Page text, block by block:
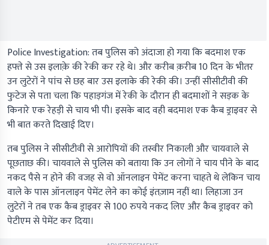
Police Investigation:तब पुलिस को अंदाजा हो गया कि बदमाश एक
हफ्ते से उस इलाक़े की रेकी कर रहे थे। और करीब क़रीब 10 दिन के भीतर
उन लुटेरों ने पांच से छह बार उस इलाके की रेकी की। उन्हीं सीसीटीवी की
फुटेज से पता चला कि पहाड़गंज में रेकी के दौरान ही बदमाशों ने सड़क के
किनारे एक रेहड़ी से चाय भी पी। इसके बाद वही बदमाश एक कैब ड्राइवर से
भी बात करते दिखाई दिए।
तब पुलिस ने सीसीटीवी से आरोपियों की तस्वीर निकाली और चायवाले से
पूछताछ की। चायवाले से पुलिस को बताया कि उन लोगों ने चाय पीने के बाद
नकद पैसे न होने की वजह से वो ऑनलाइन पेमेंट करना चाहते थे लेकिन चाय
वाले के पास ऑनलाइन पेमेंट लेने का कोई इंतज़ाम नहीं था। लिहाजा उन
लुटेरों ने तब एक कैब ड्राइवर से 100 रुपये नकद लिए और कैब ड्राइवर को
पेटीएम से पेमेंट कर दिया।